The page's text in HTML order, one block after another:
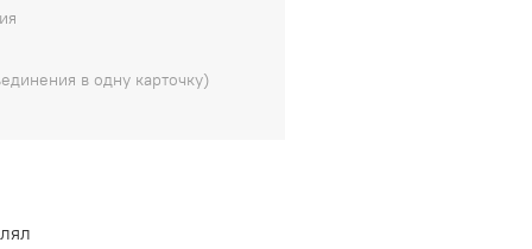
в одну карточку)